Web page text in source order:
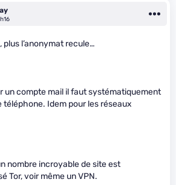
l’anonymat recule…
un compte mail il faut systématiquement
téléphone. Idem pour les réseaux
nombre incroyable de site est
Tor, voir même un VPN.